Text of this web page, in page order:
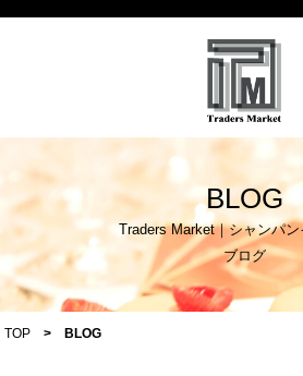
BLOG
Traders Market｜シャンパン
ブログ
TOP > BLOG